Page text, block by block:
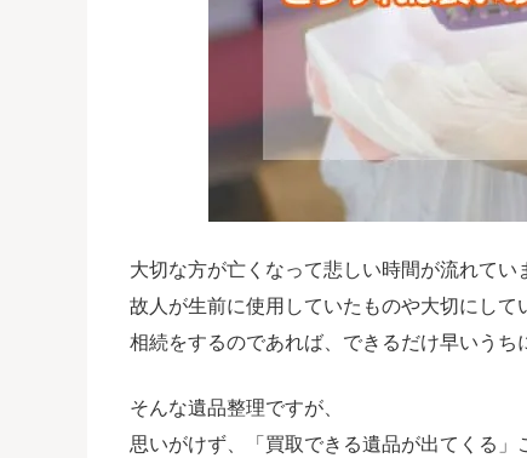
大切な方が亡くなって悲しい時間が流れてい
故人が生前に使用していたものや大切にして
相続をするのであれば、できるだけ早いうち
そんな遺品整理ですが、
思いがけず、「買取できる遺品が出てくる」